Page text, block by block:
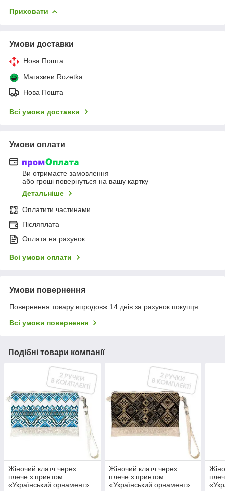
Приховати
Умови доставки
Нова Пошта
Магазини Rozetka
Нова Пошта
Всі умови доставки
Умови оплати
Ви отримаєте замовлення
або гроші повернуться на вашу картку
Детальніше
Оплатити частинами
Післяплата
Оплата на рахунок
Всі умови оплати
Умови повернення
Повернення товару впродовж 14 днів за рахунок покупця
Всі умови повернення
Подібні товари компанії
Жіночий клатч через
плече з принтом
«Український орнамент»
Жіночий клатч через
плече з принтом
«Український орнамент»